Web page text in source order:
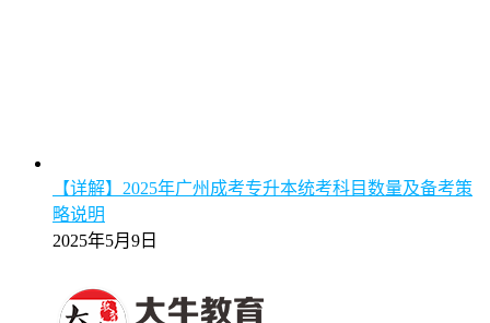
【详解】2025年广州成考专升本统考科目数量及备考策
略说明
2025年5月9日